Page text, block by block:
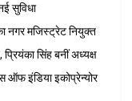
सुविधा
नगर मजिस्ट्रेट नियुक्त
सिंह बनीं अध्यक्ष
ऑफ इंडिया इकोप्रेन्योर